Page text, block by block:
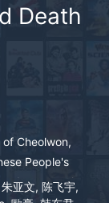
Death
Cheolwon,
People's
to enter the
亚文, 陈飞宇,